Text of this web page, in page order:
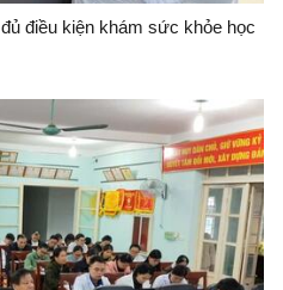
điều kiện khám sức khỏe học